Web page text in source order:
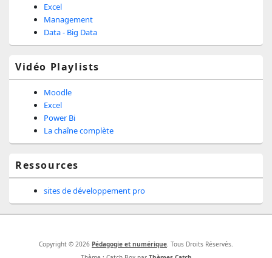
Excel
Management
Data - Big Data
Vidéo Playlists
Moodle
Excel
Power Bi
La chaîne complète
Ressources
sites de développement pro
Copyright © 2026 Pédagogie et numérique. Tous Droits Réservés.